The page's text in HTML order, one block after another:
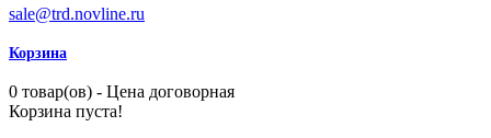
sale@trd.novline.ru
Корзина
0 товар(ов) - Цена договорная
Корзина пуста!